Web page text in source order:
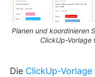
Planen und koordinieren
ClickUp-Vorlage
Die ClickUp-